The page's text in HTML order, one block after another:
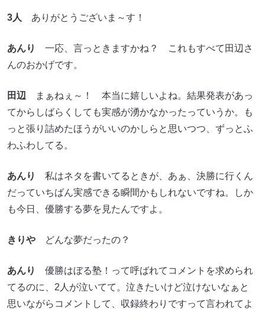
3人 ありがとうございま～す！
あんり
一応、言っときますかね？ これもすべて田辺さ
んのおかげです。
田辺 まぁねぇ～！ 本当に嬉しいよね。結果発表があっ
てからしばらくしても実感が湧かなかったっていうか。も
っと張り詰めたほうがいいのかしらと思いつつ、ずっとふ
わふわしてる。
あんり
私はネタを書いてるときが、あぁ、決勝に行くん
だっていちばん実感できる瞬間かもしれないですね。しか
も今日、優勝する夢を見たんですよ。
きりや どんな夢だったの？
あんり
優勝はぼる塾！って呼ばれてコメントを求められ
てるのに、2人が泣いてて。泣きたいけど泣けないなぁと
思いながらコメントして、収録終わりですって言われてよ